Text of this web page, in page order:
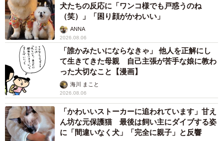
犬たちの反応に「ワンコ様でも戸惑うのね
（笑）」「困り顔がかわいい」
ANNA
2026.08.06
「誰かみたいにならなきゃ」 他人を正解にし
て生きてきた母親 自己主張が苦手な娘に教わ
った大切なこと【漫画】
海川 まこと
2026.08.06
「かわいいストーカーに追われています」甘え
ん坊な元保護猫 最後は飼い主にダイブする姿
に「間違いなく犬」「完全に親子」と反響